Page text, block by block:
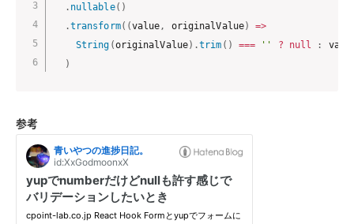
. nullable( )
.transform( (value , originalValue)
=>
String (originalValue) .trim ( ) === '' ? null :
)
参考